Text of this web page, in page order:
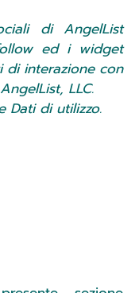
di AngelList
ed i widget
di interazione con
LLC.
Dati di utilizzo.